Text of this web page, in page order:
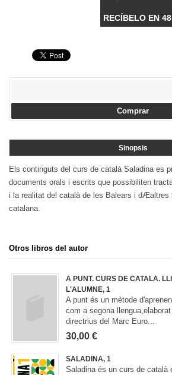
RECÍBELO EN
Comprar
Sinopsis
Els continguts del curs de català Saladina es
documents orals i escrits que possibiliten
i la realitat del català de les Balears i dÆaltres
catalana.
Otros libros del autor
A PUNT. CURS DE CATALA.
L'ALUMNE, 1
A punt és un mètode
com a segona
directrius del Marc Euro...
30,00 €
SALADINA, 1
Saladina és un curs de català